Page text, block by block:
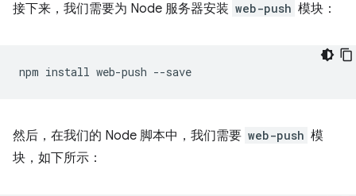
接下来，我们需要为 Node 服务器安装 web-push 模块：
npm install web-push
然后，在我们的 Node 脚本中，我们需要 web-push 模
块，如下所示：